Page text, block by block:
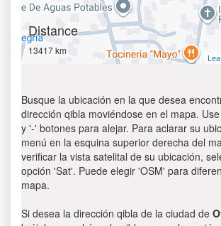
Distance
13417 km
Busque la ubicación en la que desea
dirección qibla moviéndose en el mapa.
y '-' botones para alejar. Para aclarar su
menú en la esquina superior derecha del
verificar la vista satelital de su ubicación,
opción 'Sat'. Puede elegir 'OSM' para
mapa.
Si desea la dirección qibla de la ciudad de